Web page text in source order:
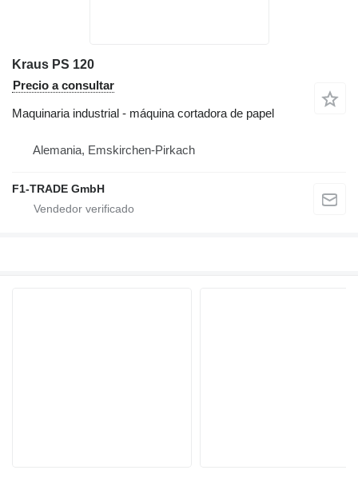
Kraus PS 120
Precio a consultar
Maquinaria industrial - máquina cortadora de papel
Alemania, Emskirchen-Pirkach
F1-TRADE GmbH